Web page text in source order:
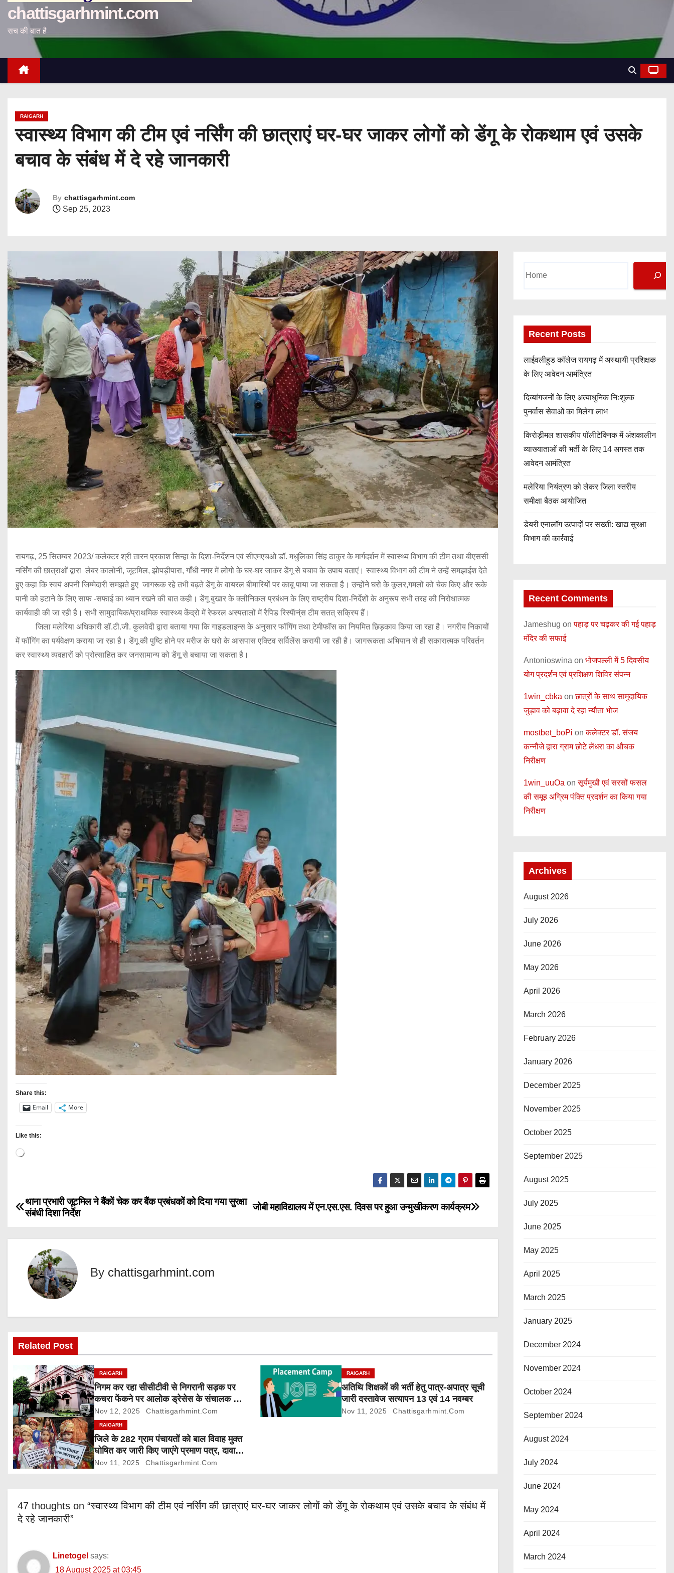
chattisgarhmint.com
सच की बात है
RAIGARH
स्वास्थ्य विभाग की टीम एवं नर्सिंग की छात्राएं घर-घर जाकर लोगों को डेंगू के रोकथाम एवं उसके
बचाव के संबंध में दे रहे जानकारी
By chattisgarhmint.com
Sep 25, 2023
रायगढ़, 25 सितम्बर 2023/ कलेक्टर श्री तारन प्रकाश सिन्हा के दिशा-निर्देशन एवं सीएमएचओ डॉ. मधुलिका सिंह ठाकुर के मार्गदर्शन में स्वास्थ्य विभाग की टीम तथा बीएससी
नर्सिंग की छात्राओं द्वारा लेबर कालोनी, जूटमिल, झोपड़ीपारा, गाँधी नगर में लोगो के घर-घर जाकर डेंगू से बचाव के उपाय बताएं। स्वास्थ्य विभाग की टीम ने उन्हें समझाईश देते
हुए कहा कि स्वयं अपनी जिम्मेदारी समझते हुए जागरूक रहे तभी बढ़ते डेंगू के वायरल बीमारियों पर काबू पाया जा सकता है। उन्होंने घरो के कूलर,गमलों को चेक किए और रूके
पानी को हटाने के लिए साफ -सफाई का ध्यान रखने की बात कही। डेंगू बुखार के क्लीनिकल प्रबंधन के लिए राष्ट्रीय दिशा-निर्देशों के अनुरूप सभी तरह की निरोधात्मक
कार्यवाही की जा रही है। सभी सामुदायिक/प्राथमिक स्वास्थ्य केंद्रो में रेफरल अस्पतालों में रैपिड रिस्पॅान्ंस टीम सतत् सक्रिय हैं।
जिला मलेरिया अधिकारी डॉ.टी.जी. कुलवेदी द्वारा बताया गया कि गाइडलाइन्स के अनुसार फॉगिंग तथा टेमीफॉस का नियमित छिड़काव किया जा रहा है। नगरीय निकायों
में फॉगिंग का पर्यवेक्षण कराया जा रहा है। डेंगू की पुष्टि होने पर मरीज के घरो के आसपास एक्टिव सर्विलेंस करायी जा रही है। जागरूकता अभियान से ही सकारात्मक परिवर्तन
कर स्वास्थ्य व्यवहारों को प्रोत्साहित कर जनसामान्य को डेंगू से बचाया जा सकता है।
Share this:
Email More
Like this:
L
P
i
g
a
t
i
o
जोबी महाविद्यालय में एन.एस.एस. दिवस पर हुआ उन्मुखीकरण कार्यक्रम
थाना प्रभारी जूटमिल ने बैंकों चेक कर बैंक प्रबंधकों को दिया गया सुरक्षा
संबंधी दिशा निर्देश
By chattisgarhmint.com
Related Post
RAIGARH
निगम कर रहा सीसीटीवी से निगरानी सड़क पर
कचरा फेंकने पर आलोक ड्रेसेस के संचालक पर
5000 रुपए जुर्माना
Nov 12, 2025 Chattisgarhmint.com
RAIGARH
अतिथि शिक्षकों की भर्ती हेतु पात्र-अपात्र सूची
जारी दस्तावेज सत्यापन 13 एवं 14 नवम्बर
Nov 11, 2025 Chattisgarhmint.com
RAIGARH
जिले के 282 ग्राम पंचायतों को बाल विवाह मुक्त
घोषित कर जारी किए जाएंगे प्रमाण पत्र, दावा-
आपत्ति 24 नवम्बर तक
Nov 11, 2025 Chattisgarhmint.com
47 thoughts on “स्वास्थ्य विभाग की टीम एवं नर्सिंग की छात्राएं घर-घर जाकर लोगों को डेंगू के रोकथाम एवं उसके बचाव के संबंध में
दे रहे जानकारी”
Linetogel says:
18 August 2025 at 03:45
Recent Posts
लाईवलीहुड कॉलेज रायगढ़ में अस्थायी प्रशिक्षक
के लिए आवेदन आमंत्रित
दिव्यांगजनों के लिए अत्याधुनिक निःशुल्क
पुनर्वास सेवाओं का मिलेगा लाभ
किरोड़ीमल शासकीय पॉलीटेक्निक में अंशकालीन
व्याख्याताओं की भर्ती के लिए 14 अगस्त तक
आवेदन आमंत्रित
मलेरिया नियंत्रण को लेकर जिला स्तरीय
समीक्षा बैठक आयोजित
डेयरी एनालॉग उत्पादों पर सख्ती: खाद्य सुरक्षा
विभाग की कार्रवाई
Recent Comments
Jameshug onपहाड़ पर चढ़कर की गई पहाड़
मंदिर की सफाई
Antonioswina on भोजपल्ली में 5 दिवसीय
योग प्रदर्शन एवं प्रशिक्षण शिविर संपन्न
1win_cbka onछात्रों के साथ सामुदायिक
जुड़ाव को बढ़ावा दे रहा न्यौता भोज
mostbet_boPi onकलेक्टर डॉ. संजय
कन्नौजे द्वारा ग्राम छोटे लेंधरा का औचक
निरीक्षण
1win_uuOa onसूर्यमुखी एवं सरसों फसल
की समूह अग्रिम पंक्ति प्रदर्शन का किया गया
निरीक्षण
Archives
August 2026
July 2026
June 2026
May 2026
April 2026
March 2026
February 2026
January 2026
December 2025
November 2025
October 2025
September 2025
August 2025
July 2025
June 2025
May 2025
April 2025
March 2025
January 2025
December 2024
November 2024
October 2024
September 2024
August 2024
July 2024
June 2024
May 2024
April 2024
March 2024